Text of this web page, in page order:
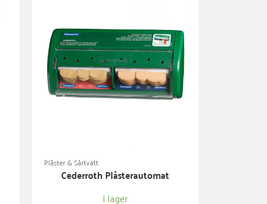
Plåster & Sårtvätt
Cederroth Plåsterautomat
I lager